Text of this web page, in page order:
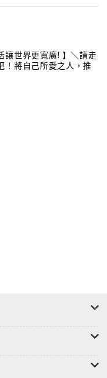
希望能遇到一個理
看電影，聽音樂會
未來達到目標；
，挑戰各種領域的
加強對話的多樣性
次就到位，
語言教材！
讓世界更寬廣! 】＼請走
！將自己所愛之人，推